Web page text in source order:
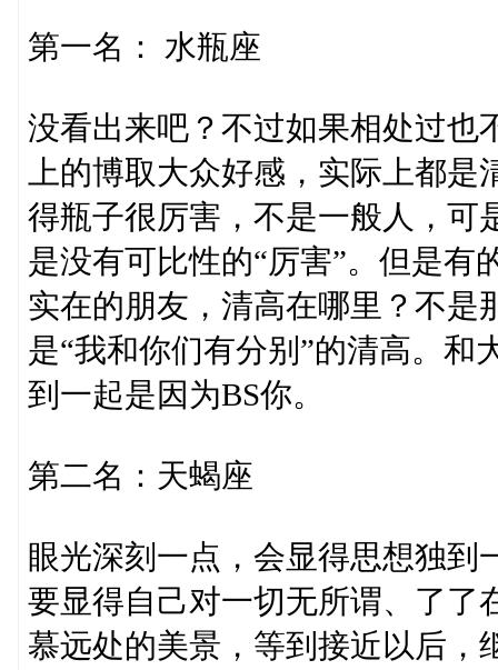
第一名： 水瓶座
没看出来吧？不过如果相处过也
上的博取大众好感，实际上都
得瓶子很厉害，不是一般人，可
是没有可比性的“厉害”。但是有
实在的朋友，清高在哪里？不是
是“我和你们有分别”的清高。和
到一起是因为BS你。
第二名：天蝎座
眼光深刻一点，会显得思想独到
要显得自己对一切无所谓、了了
慕远处的美景，等到接近以后，